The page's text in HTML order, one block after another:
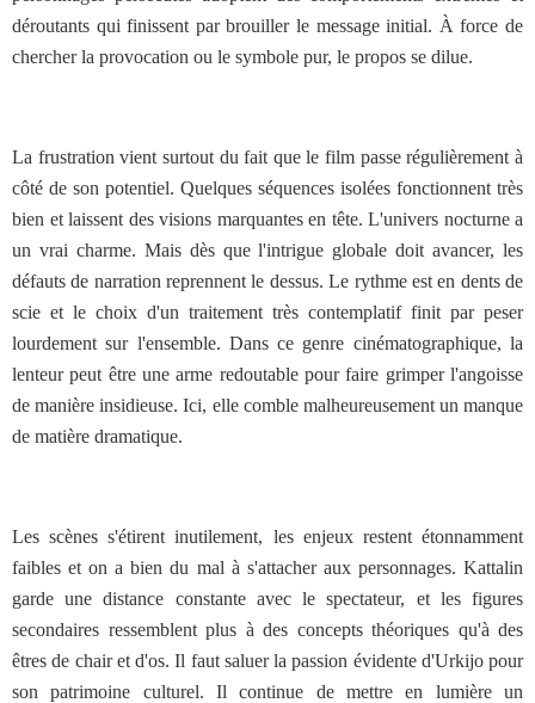
déroutants qui finissent par brouiller le message initial. À force de
chercher la provocation ou le symbole pur, le propos se dilue.
La frustration vient surtout du fait que le film passe régulièrement à
côté de son potentiel. Quelques séquences isolées fonctionnent très
bien et laissent des visions marquantes en tête. L'univers nocturne a
un vrai charme. Mais dès que l'intrigue globale doit avancer, les
défauts de narration reprennent le dessus. Le rythme est en dents de
scie et le choix d'un traitement très contemplatif finit par peser
lourdement sur l'ensemble. Dans ce genre cinématographique, la
lenteur peut être une arme redoutable pour faire grimper l'angoisse
de manière insidieuse. Ici, elle comble malheureusement un manque
de matière dramatique.
Les scènes s'étirent inutilement, les enjeux restent étonnamment
faibles et on a bien du mal à s'attacher aux personnages. Kattalin
garde une distance constante avec le spectateur, et les figures
secondaires ressemblent plus à des concepts théoriques qu'à des
êtres de chair et d'os. Il faut saluer la passion évidente d'Urkijo pour
son patrimoine culturel. Il continue de mettre en lumière un